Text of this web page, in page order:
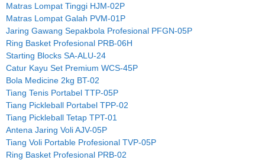
Matras Lompat Tinggi HJM-02P
Matras Lompat Galah PVM-01P
Jaring Gawang Sepakbola Profesional PFGN-05P
Ring Basket Profesional PRB-06H
Starting Blocks SA-ALU-24
Catur Kayu Set Premium WCS-45P
Bola Medicine 2kg BT-02
Tiang Tenis Portabel TTP-05P
Tiang Pickleball Portabel TPP-02
Tiang Pickleball Tetap TPT-01
Antena Jaring Voli AJV-05P
Tiang Voli Portable Profesional TVP-05P
Ring Basket Profesional PRB-02